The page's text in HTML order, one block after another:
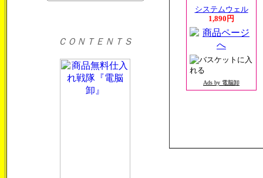
ＣＯＮＴＥＮＴＳ
システムウェル
1,890円
Ads by 電脳卸